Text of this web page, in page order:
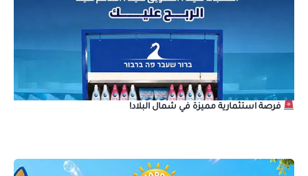
فرصة استثمارية مميزة في شمال البلاد!